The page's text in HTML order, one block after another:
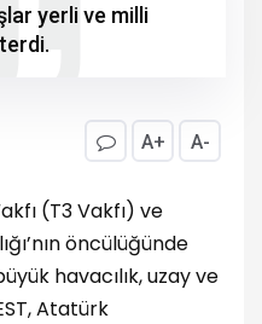
yerli ve milli
A+ A-
(T3 Vakfı) ve
öncülüğünde
havacılık, uzay ve
Atatürk